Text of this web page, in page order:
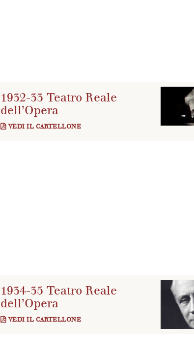
1932-33 Teatro Reale
dell’Opera
VEDI IL CARTELLONE
1934-35 Teatro Reale
dell’Opera
VEDI IL CARTELLONE